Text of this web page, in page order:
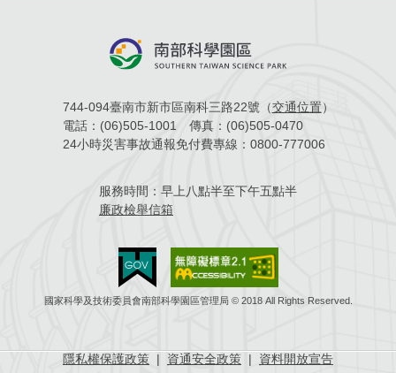
744-094臺南市新市區南科三路22號（交通位置）
電話： (06)505-1001 傳真： (06)505-0470
24小時災害事故通報免付費專線： 0800-777006
服務時間： 早上八點半至下午五點半
廉政檢舉信箱
國家科學及技術委員會南部科學園區管理局 © 2018 All Rights Reserved.
隱私權保護政策 | 資通安全政策 | 資料開放宣告